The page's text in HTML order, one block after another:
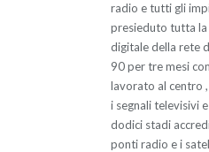
radio e tutti gli
presieduto tutta la
digitale della rete
90 per tre mesi
lavorato al centro
i segnali televisivi
dodici stadi
ponti radio e i